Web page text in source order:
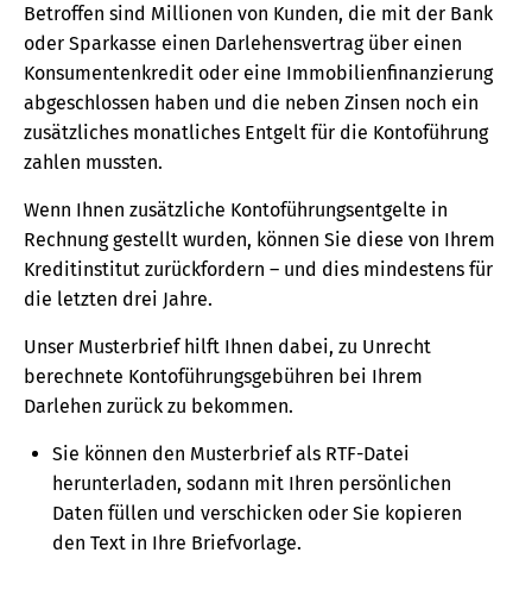
Betroffen sind Millionen von Kunden, die mit der Bank
oder Sparkasse einen Darlehensvertrag über einen
Konsumentenkredit oder eine Immobilienfinanzierung
abgeschlossen haben und die neben Zinsen noch ein
zusätzliches monatliches Entgelt für die Kontoführung
zahlen mussten.
Wenn Ihnen zusätzliche Kontoführungsentgelte in
Rechnung gestellt wurden, können Sie diese von Ihrem
Kreditinstitut zurückfordern – und dies mindestens für
die letzten drei Jahre.
Unser Musterbrief hilft Ihnen dabei, zu Unrecht
berechnete Kontoführungsgebühren bei Ihrem
Darlehen zurück zu bekommen.
Sie können den Musterbrief als RTF-Datei
herunterladen, sodann mit Ihren persönlichen
Daten füllen und verschicken oder Sie kopieren
den Text in Ihre Briefvorlage.